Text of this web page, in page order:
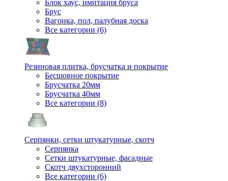
Блок хаус, имитация бруса
Брус
Вагонка, пол, палубная доска
Все категории (6)
Резиновая плитка, брусчатка и покрытие
Бесшовное покрытие
Брусчатка 20мм
Брусчатка 40мм
Все категории (8)
Серпянки, сетки штукатурные, скотч
Серпянка
Сетки штукатурные, фасадные
Скотч двухсторонний
Все категории (6)